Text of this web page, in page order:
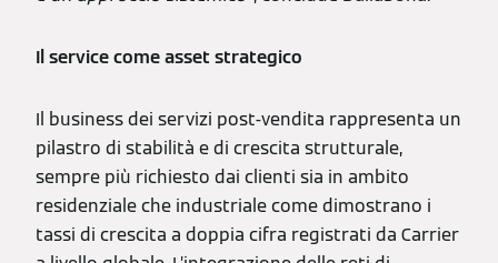
Il service come asset strategico
Il business dei servizi post-vendita rappresenta un
pilastro di stabilità e di crescita strutturale,
sempre più richiesto dai clienti sia in ambito
residenziale che industriale come dimostrano i
tassi di crescita a doppia cifra registrati da Carrier